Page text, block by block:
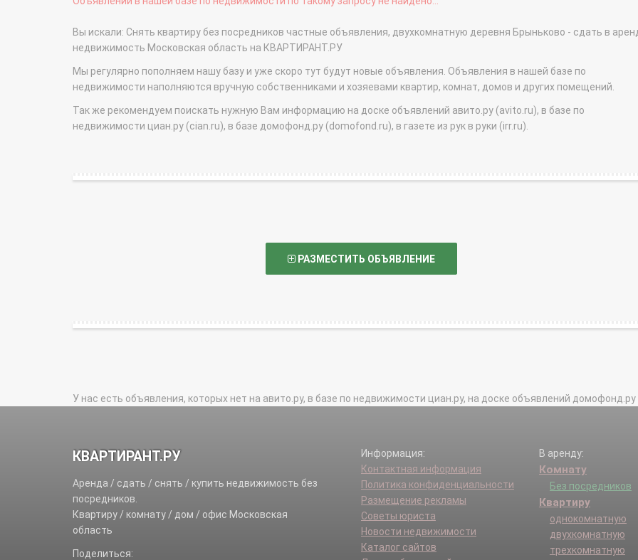
Вы искали: Снять квартиру без посредников частные объявления, двухкомнатную деревня Брыньково - сдать в
недвижимость Московская область на КВАРТИРАНТ.РУ
Мы регулярно пополняем нашу базу и уже скоро тут будут новые объявления. Объявления в нашей базе по
недвижимости наполняются вручную собственниками и хозяевами квартир, комнат, домов и других помещений.
Так же рекомендуем поискать нужную Вам информацию на доске объявлений авито.ру (avito.ru), в базе по
недвижимости циан.ру (cian.ru), в базе домофонд.ру (domofond.ru), в газете из рук в руки (irr.ru).
РАЗМЕСТИТЬ ОБЪЯВЛЕНИЕ
У нас есть объявления, которых нет на авито.ру, в базе по недвижимости циан.ру, на доске объявлений домофонд.ру
КВАРТИРАНТ.РУ
Аренда / сдать / снять / купить недвижимость без
посредников.
Квартиру / комнату / дом / офис Московская
область
Поделиться:
Информация:
Контактная информация
Политика конфиденциальности
Размещение рекламы
Советы юриста
Новости недвижимости
Каталог сайтов
В аренду:
Комнату
Без посредников
Квартиру
однокомнатную
двухкомнатную
трехкомнатную